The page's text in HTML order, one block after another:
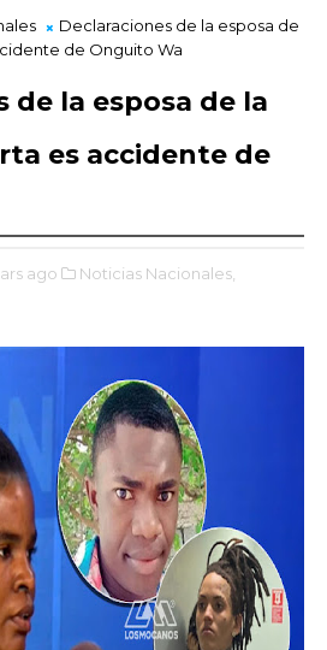
Declaraciones de la esposa de
de Onguito Wa
de la esposa de la
es accidente de
ago Noticias Nacionales,